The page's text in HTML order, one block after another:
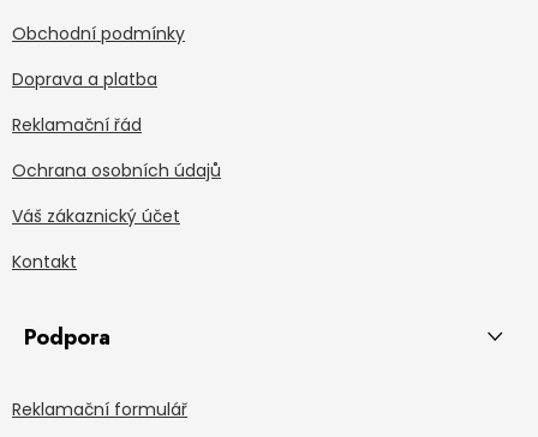
Obchodní podmínky
Doprava a platba
Reklamační řád
Ochrana osobních údajů
Váš zákaznický účet
Kontakt
Podpora
Reklamační formulář